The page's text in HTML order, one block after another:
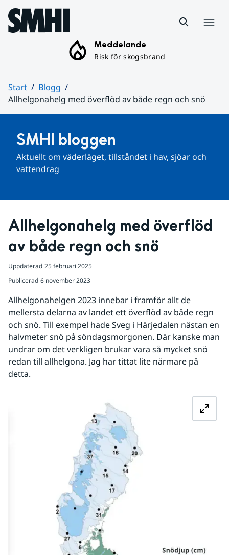
Hoppa till sidans innehåll
Meddelande
Risk för skogsbrand
Start
Blogg
Allhelgonahelg med överflöd av både regn och snö
SMHI bloggen
Aktuellt om väderläget, tillståndet i hav, sjöar och
vattendrag
Allhelgonahelg med överflöd
av både regn och snö
Uppdaterad 25 februari 2025
Publicerad 6 november 2023
Allhelgonahelgen 2023 innebar i framför allt de
mellersta delarna av landet ett överflöd av både regn
och snö. Till exempel hade Sveg i Härjedalen nästan en
halvmeter snö på söndagsmorgonen. Där kanske man
undrar om det verkligen brukar vara så mycket snö
redan till allhelgona. Jag har tittat lite närmare på
detta.